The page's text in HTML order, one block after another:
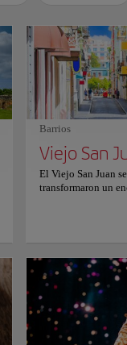
Barrios
Viejo San
El Viejo San Juan
transformaron un
edificios de
San Felipe del
dominan plazas
reflejan la
preservada.
entorno donde
música emerge